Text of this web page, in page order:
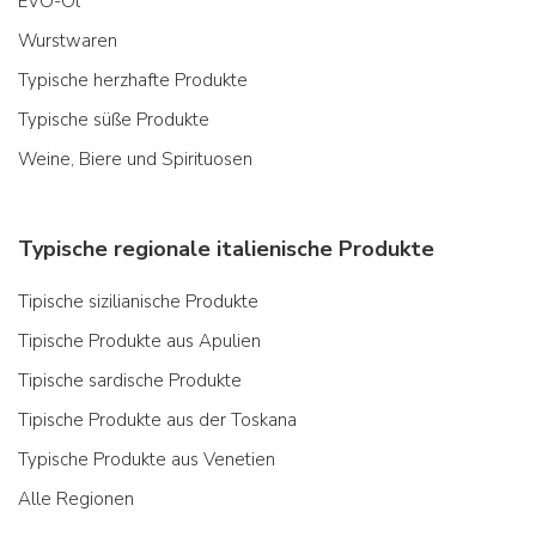
Wurstwaren
Typische herzhafte Produkte
Typische süße Produkte
Weine, Biere und Spirituosen
Typische regionale italienische Produkte
Tipische sizilianische Produkte
Tipische Produkte aus Apulien
Tipische sardische Produkte
Tipische Produkte aus der Toskana
Typische Produkte aus Venetien
Alle Regionen